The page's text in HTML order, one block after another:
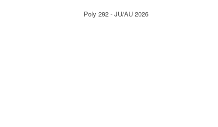
Poly 292 - JU/AU 2026